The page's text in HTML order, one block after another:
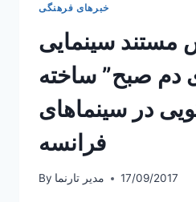
خبرهای فرهنگی
مستند سینمایی
دم صبح” ساخته
در سینماهای
فرانسه
By مدیر تارنما 17/09/2017